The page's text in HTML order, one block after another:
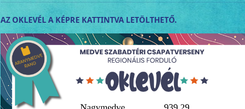
AZ OKLEVÉL A KÉPRE KATTINTVA LETÖLTHETŐ.